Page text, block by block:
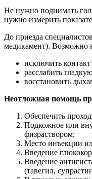
Не нужно поднимать
нужно измерить
До приезда
медикамент). Возможно
исключить
расслабить
восстановить
Неотложная помощь
Обеспечить
Подкожное или
физраствором;
Место инъекции
Введение
Введение
(тавегил,